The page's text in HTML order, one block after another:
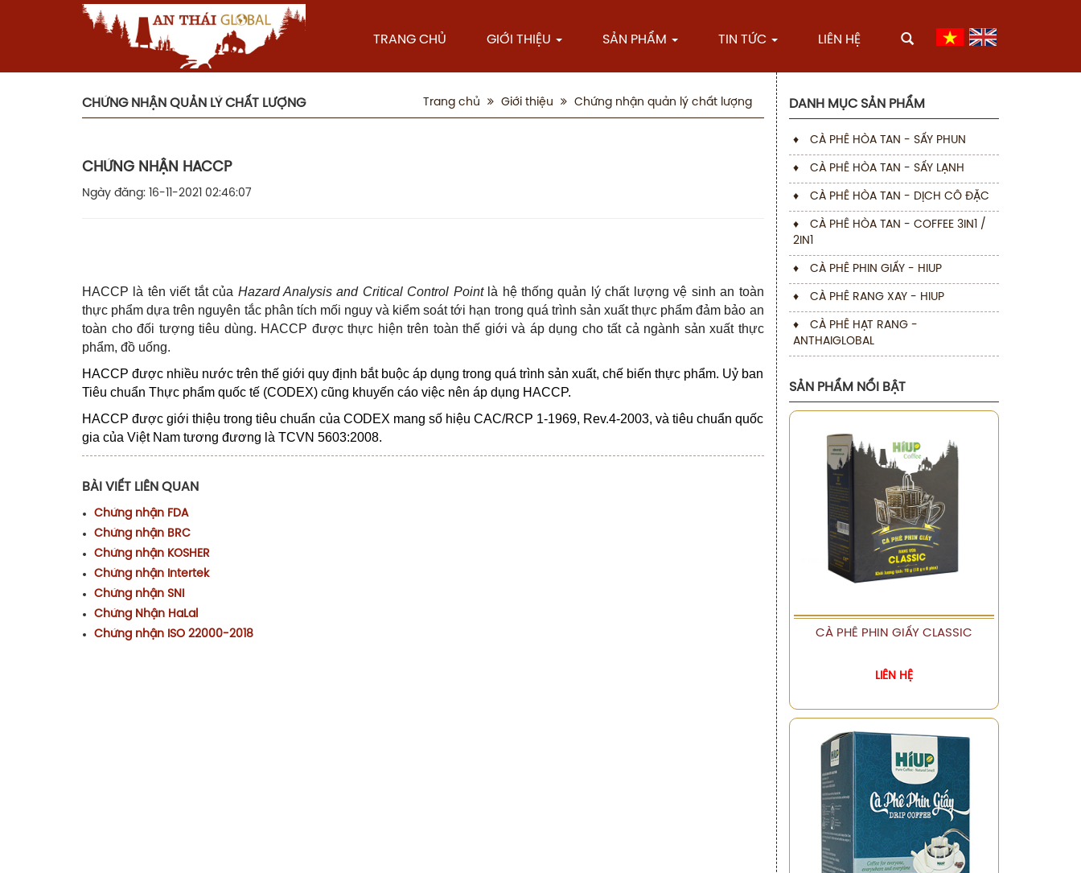
TRANG CHỦ GIỚI THIỆU SẢN PHẨM TIN TỨC LIÊN HỆ
CHỨNG NHẬN QUẢN LÝ CHẤT LƯỢNG Trang chủ Giới thiệu Chứng nhận quản lý chất lượng
CHỨNG NHẬN HACCP
Ngày đăng: 16-11-2021 02:46:07
HACCP là tên viết tắt của Hazard Analysis and Critical Control Pointlà hệ thống quản lý chất lượng vệ sinh an toàn
thực phẩm dựa trên nguyên tắc phân tích mối nguy và kiểm soát tới hạn trong quá trình sản xuất thực phẩm đảm bảo an
toàn cho đối tượng tiêu dùng. HACCP được thực hiện trên toàn thế giới và áp dụng cho tất cả ngành sản xuất thực
phẩm, đồ uống.
HACCP được nhiều nước trên thế giới quy định bắt buộc áp dụng trong quá trình sản xuất, chế biến thực phẩm. Uỷ ban
Tiêu chuẩn Thực phẩm quốc tế (CODEX) cũng khuyến cáo việc nên áp dụng HACCP.
HACCP được giới thiệu trong tiêu chuẩn của CODEX mang số hiệu CAC/RCP 1-1969, Rev.4-2003, và tiêu chuẩn quốc
gia của Việt Nam tương đương là TCVN 5603:2008.
BÀI VIẾT LIÊN QUAN
Chứng nhận FDA
Chứng nhận BRC
Chứng nhận KOSHER
Chứng nhận Intertek
Chứng nhận SNI
Chứng Nhận HaLal
Chứng nhận ISO 22000-2018
DANH MỤC SẢN PHẨM
♦ CÀ PHÊ HÒA TAN - SẤY PHUN
♦ CÀ PHÊ HÒA TAN - SẤY LẠNH
♦ CÀ PHÊ HÒA TAN - DỊCH CÔ ĐẶC
♦
CÀ PHÊ HÒA TAN - COFFEE 3IN1 /
2IN1
♦ CÀ PHÊ PHIN GIẤY - HIUP
♦ CÀ PHÊ RANG XAY - HIUP
♦
CÀ PHÊ HẠT RANG -
ANTHAIGLOBAL
SẢN PHẨM NỔI BẬT
CÀ PHÊ PHIN GIẤY CLASSIC
LIÊN HỆ